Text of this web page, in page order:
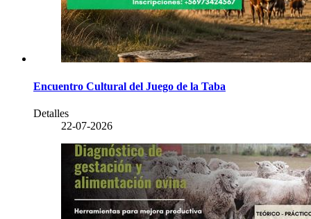
Encuentro Cultural del Juego de la Taba
Detalles
22-07-2026